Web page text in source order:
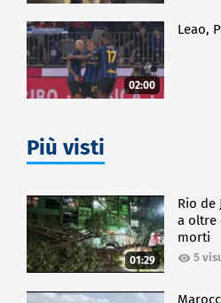
02:00
Leao,
Più visti
01:29
Rio de
a oltre
morti
5